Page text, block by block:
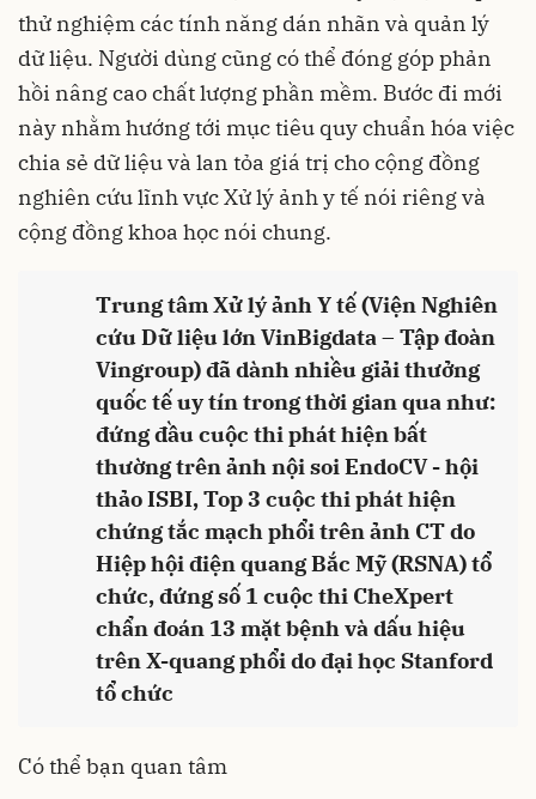
thử nghiệm các tính năng dán nhãn và quản lý
dữ liệu. Người dùng cũng có thể đóng góp phản
hồi nâng cao chất lượng phần mềm. Bước đi mới
này nhằm hướng tới mục tiêu quy chuẩn hóa việc
chia sẻ dữ liệu và lan tỏa giá trị cho cộng đồng
nghiên cứu lĩnh vực Xử lý ảnh y tế nói riêng và
cộng đồng khoa học nói chung.
Trung tâm Xử lý ảnh Y tế (Viện Nghiên
cứu Dữ liệu lớn VinBigdata – Tập đoàn
Vingroup) đã dành nhiều giải thưởng
quốc tế uy tín trong thời gian qua như:
đứng đầu cuộc thi phát hiện bất
thường trên ảnh nội soi EndoCV - hội
thảo ISBI, Top 3 cuộc thi phát hiện
chứng tắc mạch phổi trên ảnh CT do
Hiệp hội điện quang Bắc Mỹ (RSNA) tổ
chức, đứng số 1 cuộc thi CheXpert
chẩn đoán 13 mặt bệnh và dấu hiệu
trên X-quang phổi do đại học Stanford
tổ chức
Có thể bạn quan tâm